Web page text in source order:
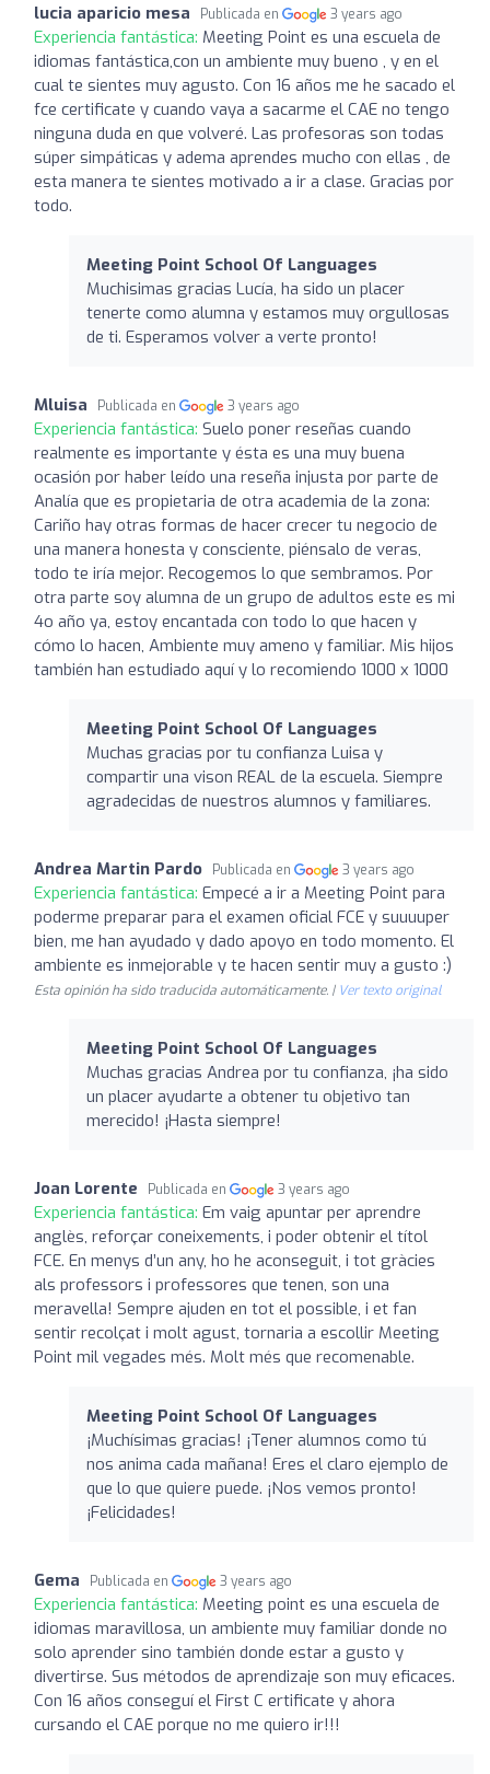
lucia aparicio mesa Publicada en 3 years ago
Experiencia fantástica: Meeting Point es una escuela de
idiomas fantástica,con un ambiente muy bueno , y en el
cual te sientes muy agusto. Con 16 años me he sacado el
fce certificate y cuando vaya a sacarme el CAE no tengo
ninguna duda en que volveré. Las profesoras son todas
súper simpáticas y adema aprendes mucho con ellas , de
esta manera te sientes motivado a ir a clase. Gracias por
todo.
Meeting Point School Of Languages
Muchisimas gracias Lucía, ha sido un placer
tenerte como alumna y estamos muy orgullosas
de ti. Esperamos volver a verte pronto!
Mluisa Publicada en 3 years ago
Experiencia fantástica: Suelo poner reseñas cuando
realmente es importante y ésta es una muy buena
ocasión por haber leído una reseña injusta por parte de
Analía que es propietaria de otra academia de la zona:
Cariño hay otras formas de hacer crecer tu negocio de
una manera honesta y consciente, piénsalo de veras,
todo te iría mejor. Recogemos lo que sembramos. Por
otra parte soy alumna de un grupo de adultos este es mi
4o año ya, estoy encantada con todo lo que hacen y
cómo lo hacen, Ambiente muy ameno y familiar. Mis hijos
también han estudiado aquí y lo recomiendo 1000 x 1000
Meeting Point School Of Languages
Muchas gracias por tu confianza Luisa y
compartir una vison REAL de la escuela. Siempre
agradecidas de nuestros alumnos y familiares.
Andrea Martin Pardo Publicada en 3 years ago
Experiencia fantástica: Empecé a ir a Meeting Point para
poderme preparar para el examen oficial FCE y suuuuper
bien, me han ayudado y dado apoyo en todo momento. El
ambiente es inmejorable y te hacen sentir muy a gusto :)
Esta opinión ha sido traducida automáticamente. | Ver texto original
Meeting Point School Of Languages
Muchas gracias Andrea por tu confianza, ¡ha sido
un placer ayudarte a obtener tu objetivo tan
merecido! ¡Hasta siempre!
Joan Lorente Publicada en 3 years ago
Experiencia fantástica: Em vaig apuntar per aprendre
anglès, reforçar coneixements, i poder obtenir el títol
FCE. En menys d’un any, ho he aconseguit, i tot gràcies
als professors i professores que tenen, son una
meravella! Sempre ajuden en tot el possible, i et fan
sentir recolçat i molt agust, tornaria a escollir Meeting
Point mil vegades més. Molt més que recomenable.
Meeting Point School Of Languages
¡Muchísimas gracias! ¡Tener alumnos como tú
nos anima cada mañana! Eres el claro ejemplo de
que lo que quiere puede. ¡Nos vemos pronto!
¡Felicidades!
Gema Publicada en 3 years ago
Experiencia fantástica: Meeting point es una escuela de
idiomas maravillosa, un ambiente muy familiar donde no
solo aprender sino también donde estar a gusto y
divertirse. Sus métodos de aprendizaje son muy eficaces.
Con 16 años conseguí el First C ertificate y ahora
cursando el CAE porque no me quiero ir!!!